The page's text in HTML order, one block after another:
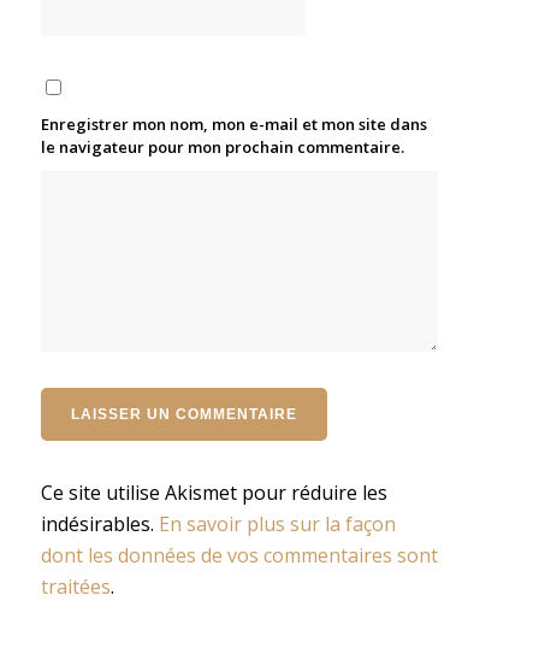
Enregistrer mon nom, mon e-mail et mon site dans
le navigateur pour mon prochain commentaire.
Ce site utilise Akismet pour réduire les
indésirables. En savoir plus sur la façon
dont les données de vos commentaires sont
traitées.